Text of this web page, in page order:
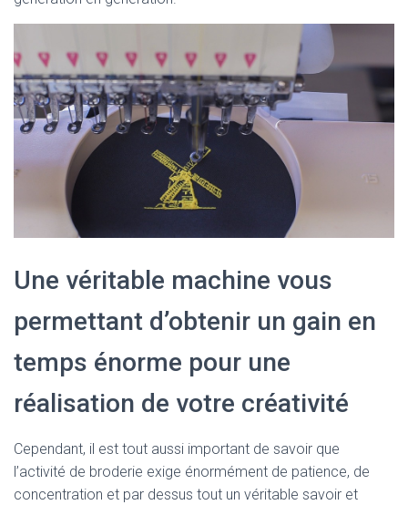
Une véritable machine vous
permettant d’obtenir un gain en
temps énorme pour une
réalisation de votre créativité
Cependant, il est tout aussi important de savoir que
l’activité de broderie exige énormément de patience, de
concentration et par dessus tout un véritable savoir et